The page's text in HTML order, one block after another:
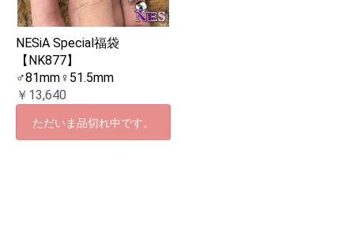
NESiA Special福袋
【NK877】
♂81mm♀51.5mm
￥13,640
ただいま品切れ中です。